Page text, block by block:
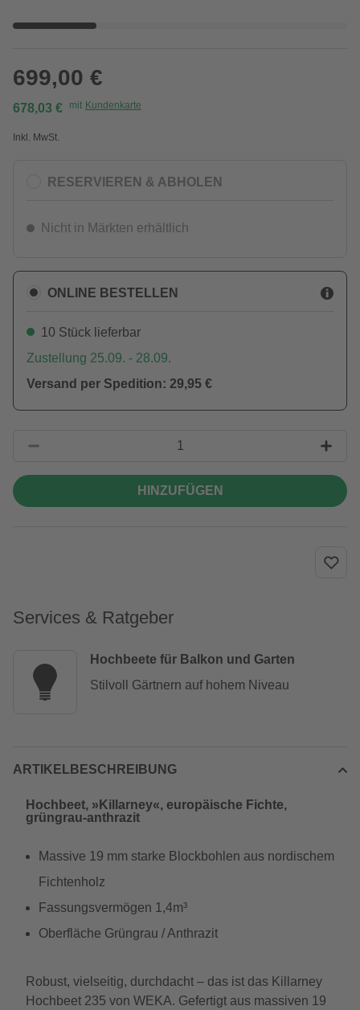
699,00 €
678,03 € mit Kundenkarte
Inkl. MwSt.
RESERVIEREN & ABHOLEN
Nicht in Märkten erhältlich
ONLINE BESTELLEN
10 Stück lieferbar
Zustellung 25.09. - 28.09.
Versand per Spedition: 29,95 €
HINZUFÜGEN
Services & Ratgeber
Hochbeete für Balkon und Garten
Stilvoll Gärtnern auf hohem Niveau
ARTIKELBESCHREIBUNG
Hochbeet, »Killarney«, europäische Fichte,
grüngrau-anthrazit
Massive 19 mm starke Blockbohlen aus nordischem
Fichtenholz
Fassungsvermögen 1,4m³
Oberfläche Grüngrau / Anthrazit
Robust, vielseitig, durchdacht – das ist das Killarney
Hochbeet 235 von WEKA. Gefertigt aus massiven 19